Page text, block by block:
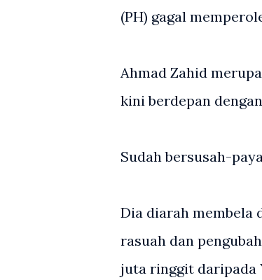
(PH) gagal
Ahmad Zahid
kini berdepan
Sudah bersusah-
Dia diarah membela
rasuah dan
juta ringgit daripada